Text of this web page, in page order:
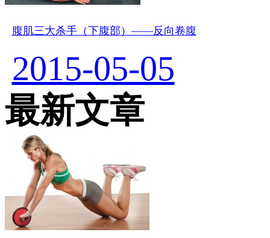
腹肌三大杀手（下腹部）——反向卷腹
2015-05-05
最新文章